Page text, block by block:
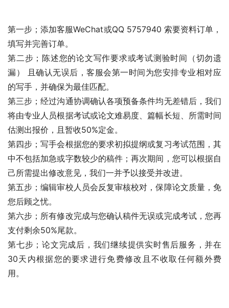
第一步；添加客服WeChat或QQ 5757940 索要资料订单，
填写并完善订单。
第二步；陈述您的论文写作要求或考试测验时间（切勿遗
漏） 且确认无误后，客服会第一时间为您安排专业相对应
的写手，并确保为最佳匹配。
第三步；经过沟通协调确认各项预备条件均无差错后，我们
将由专业人员根据考试或论文难易度、篇幅长短、所需时间
估测出报价，且暂收50%定金。
第四步；写手会根据您的要求初拟提纲或复习考试范围，其
中不包括加急或字数较少的稿件；再次期间，您可以根据自
己所需提出修改意见，我们一并予以接受并改进。
第五步；编辑审校人员会反复审核校对，保障论文质量，免
您后顾之忧。
第六步；所有修改完成与您确认稿件无误或完成考试，您再
支付剩余50%尾款。
第七步；论文完成后，我们继续提供实时售后服务，并在
30天内根据您的要求进行免费修改且不收取任何额外费
用。